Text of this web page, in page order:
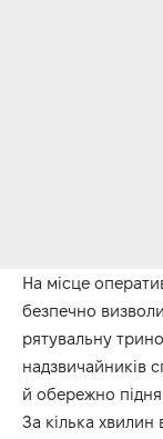
На місце
безпечно
рятувальну
надзвичайників
й обережно
За кілька